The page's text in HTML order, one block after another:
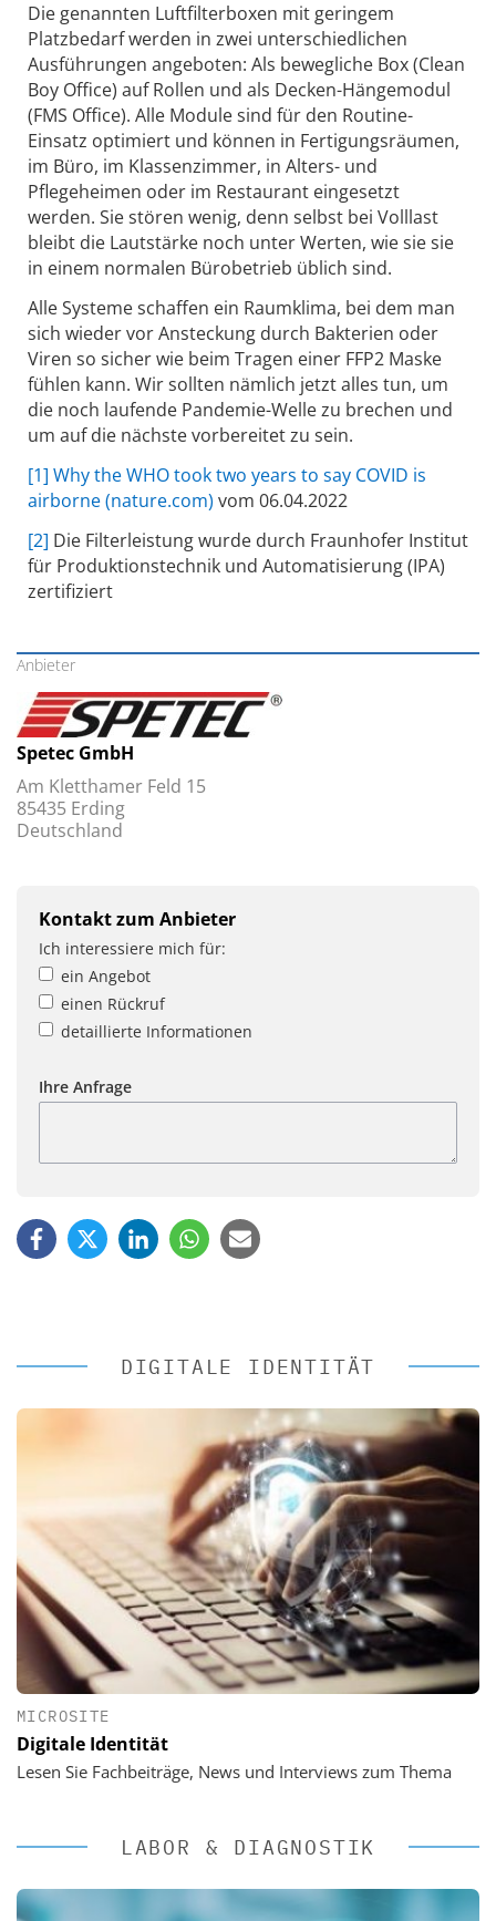
Die genannten Luftfilterboxen mit geringem
Platzbedarf werden in zwei unterschiedlichen
Ausführungen angeboten: Als bewegliche Box (Clean
Boy Office) auf Rollen und als Decken-Hängemodul
(FMS Office). Alle Module sind für den Routine-
Einsatz optimiert und können in Fertigungsräumen,
im Büro, im Klassenzimmer, in Alters- und
Pflegeheimen oder im Restaurant eingesetzt
werden. Sie stören wenig, denn selbst bei Volllast
bleibt die Lautstärke noch unter Werten, wie sie sie
in einem normalen Bürobetrieb üblich sind.
Alle Systeme schaffen ein Raumklima, bei dem man
sich wieder vor Ansteckung durch Bakterien oder
Viren so sicher wie beim Tragen einer FFP2 Maske
fühlen kann. Wir sollten nämlich jetzt alles tun, um
die noch laufende Pandemie-Welle zu brechen und
um auf die nächste vorbereitet zu sein.
[1] Why the WHO took two years to say COVID is
airborne (nature.com) vom 06.04.2022
[2] Die Filterleistung wurde durch Fraunhofer Institut
für Produktionstechnik und Automatisierung (IPA)
zertifiziert
Anbieter
Spetec GmbH
Am Kletthamer Feld 15
85435 Erding
Deutschland
Kontakt zum Anbieter
Ich interessiere mich für:
ein Angebot
einen Rückruf
detaillierte Informationen
Ihre Anfrage
DIGITALE IDENTITÄT
MICROSITE
Digitale Identität
Lesen Sie Fachbeiträge, News und Interviews zum Thema
LABOR & DIAGNOSTIK